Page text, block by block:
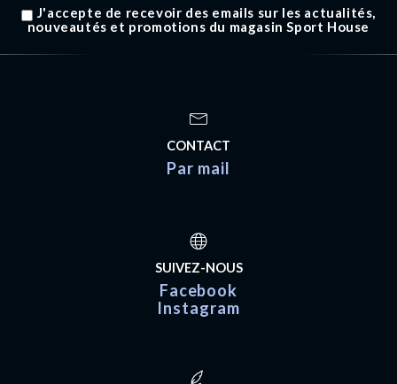
J'accepte de recevoir des emails sur les actualités,
nouveautés et promotions du magasin Sport House
CONTACT
Par mail
SUIVEZ-NOUS
Facebook
Instagram